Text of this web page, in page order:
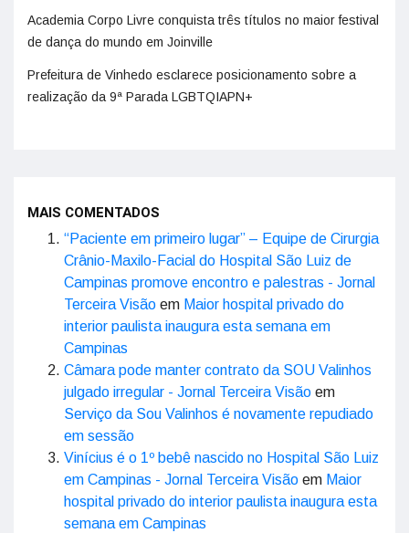
Academia Corpo Livre conquista três títulos no maior festival
de dança do mundo em Joinville
Prefeitura de Vinhedo esclarece posicionamento sobre a
realização da 9ª Parada LGBTQIAPN+
MAIS COMENTADOS
“Paciente em primeiro lugar” – Equipe de Cirurgia
Crânio-Maxilo-Facial do Hospital São Luiz de
Campinas promove encontro e palestras - Jornal
Terceira Visão em Maior hospital privado do
interior paulista inaugura esta semana em
Campinas
Câmara pode manter contrato da SOU Valinhos
julgado irregular - Jornal Terceira Visão em
Serviço da Sou Valinhos é novamente repudiado
em sessão
Vinícius é o 1º bebê nascido no Hospital São Luiz
em Campinas - Jornal Terceira Visão em Maior
hospital privado do interior paulista inaugura esta
semana em Campinas